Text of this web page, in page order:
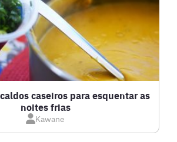
TORTAS
BOVINA
caseiros para esquentar as
noites frias
Kawane